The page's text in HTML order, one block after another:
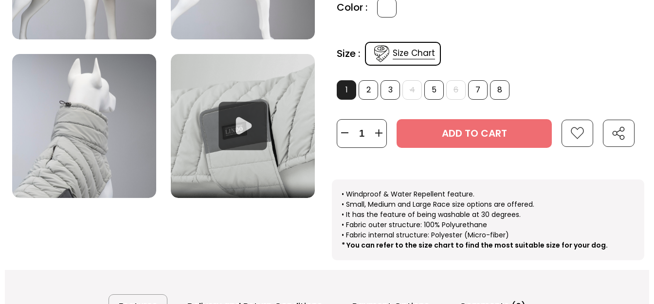
Color :
Size : Size Chart
1 2 3 4 5 6 7 8
ADD TO CART
• Windproof & Water Repellent feature.
• Small, Medium and Large Race size options are offered.
• It has the feature of being washable at 30 degrees.
• Fabric outer structure: 100% Polyurethane
• Fabric internal structure: Polyester (Micro-fiber)
* You can refer to the size chart to find the most suitable size for your dog.